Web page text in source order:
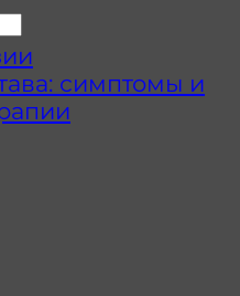
симптомы и